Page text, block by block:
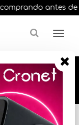
antes de
artículos,
envíos en el